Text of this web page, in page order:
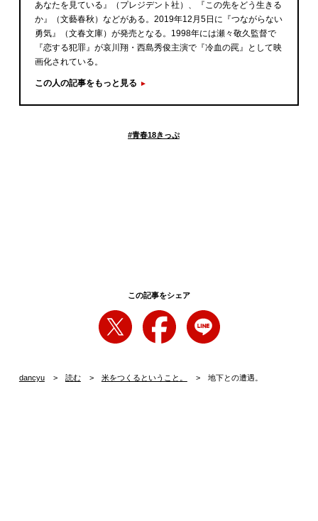
あなたを見ている』（プレジデント社）、『この先をどう生きる
か』（文藝春秋）などがある。2019年12月5日に『つながらない
勇気』（文春文庫）が発売となる。1998年には瀬々敬久監督で
『恋する犯罪』が哀川翔・西島秀俊主演で『冷血の罠』として映
画化されている。
この人の記事をもっと見る
#青春18きっぷ
この記事をシェア
dancyu 読む 米をつくるということ。 地下との遭遇。